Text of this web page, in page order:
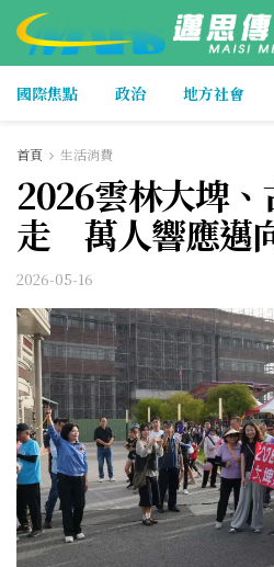
國際焦點 政治 地方社會
首頁 生活消費
2026雲林大埤
走 萬人響應邁
2026-05-16